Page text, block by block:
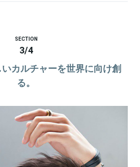
SECTION
3/4
カルチャーを世界に向け創
る。